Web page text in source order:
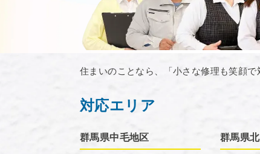
住まいのことなら、「小さな修理も笑顔
対応エリア
群馬県中毛地区 群馬県